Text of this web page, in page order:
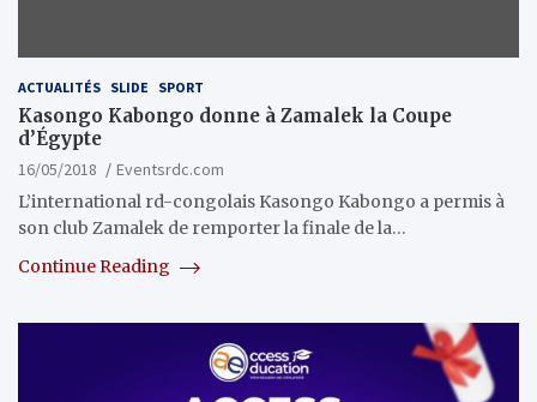
ACTUALITÉS SLIDE SPORT
Kasongo Kabongo donne à Zamalek la Coupe
d’Égypte
16/05/2018
Eventsrdc.com
L’international rd-congolais Kasongo Kabongo a permis à
son club Zamalek de remporter la finale de la…
Continue Reading